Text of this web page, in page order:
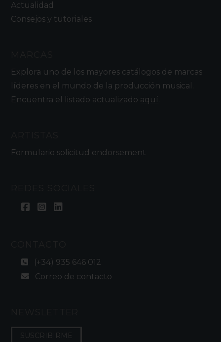
Actualidad
Consejos y tutoriales
Explora uno de los mayores catálogos de marcas
líderes en el mundo de la producción musical.
Encuentra el listado actualizado aquí.
Formulario solicitud endorsement
(+34) 935 646 012
Correo de contacto
SUSCRIBIRME